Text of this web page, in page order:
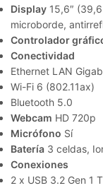
Display 15,6″
microborde,
Controlador
Conectividad
Ethernet LAN
Wi-Fi 6 (802.11ax)
Bluetooth 5.0
Webcam HD 720p
Micrófono Sí
Batería 3 celdas,
Conexiones
2 x USB 3.2 Gen 1